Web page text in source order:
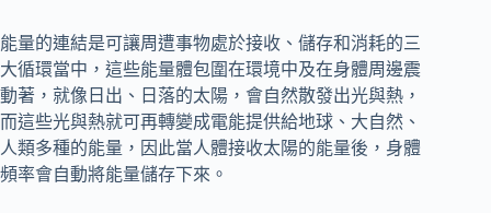
能量的連結是可讓周遭事物處於接收、儲存和消耗的三
大循環當中，這些能量體包圍在環境中及在身體周邊震
動著，就像日出、日落的太陽，會自然散發出光與熱，
而這些光與熱就可再轉變成電能提供給地球、大自然、
人類多種的能量，因此當人體接收太陽的能量後，身體
頻率會自動將能量儲存下來。